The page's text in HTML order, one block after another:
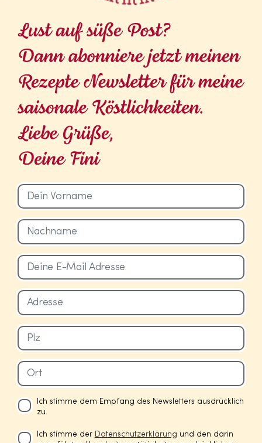
Ich stimme dem Empfang des Newsletters ausdrücklich
zu.
Ich stimme der Datenschutzerklärung und den darin